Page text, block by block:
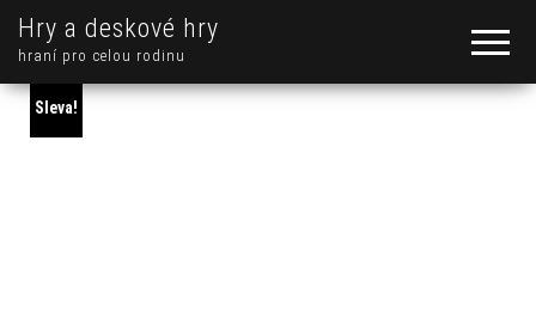
Hry a deskové hry
hraní pro celou rodinu
Sleva!